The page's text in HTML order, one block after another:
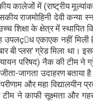
में (राष्ट्रीय
राजमोहिनी देवी कन्या
शिक्षा के क्षेत्र में स्थापित
उपलçध एकाएक नहीं मिली
बी प्लस’ ग्रेड मिला था।
परिषद) नैक की टीम ने
जागता उदाहरण बताया
और महा विद्यालयीन
टीम ने काफी सूक्ष्मता और